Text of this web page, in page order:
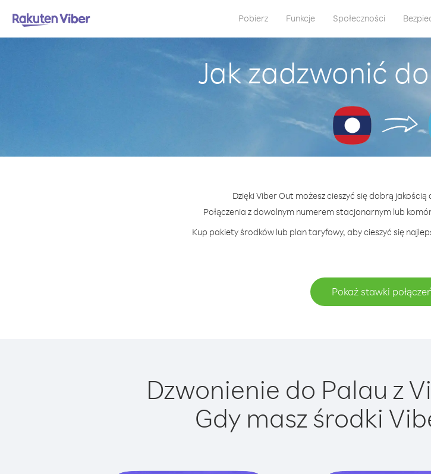
Pobierz Funkcje Społeczności
Jak zadzwonić
Dzięki Viber Out możesz cieszyć się dobrą
Połączenia z dowolnym numerem stacjonarnym lub
Kup pakiety środków lub plan taryfowy, aby cieszyć się
Pokaż stawki
Dzwonienie do Palau z
Gdy masz środki